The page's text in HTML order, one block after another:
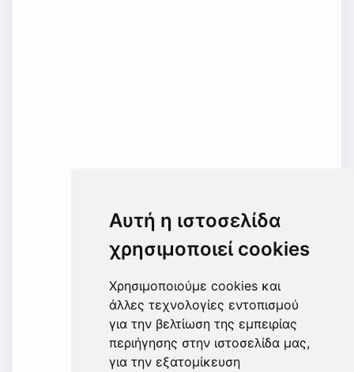
Αυτή η ιστοσελίδα
χρησιμοποιεί cookies
Χρησιμοποιούμε cookies και
άλλες τεχνολογίες εντοπισμού
για την βελτίωση της εμπειρίας
περιήγησης στην ιστοσελίδα μας,
για την εξατομίκευση